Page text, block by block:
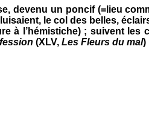
devenu un poncif (=lieu
le col des belles,
à l’hémistiche) ; suivent les
(XLV, Les Fleurs du mal)